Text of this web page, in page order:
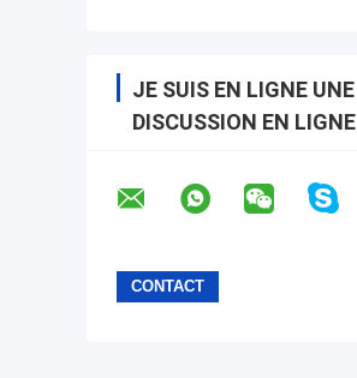
JE SUIS EN LIGNE UNE
DISCUSSION EN LIGNE